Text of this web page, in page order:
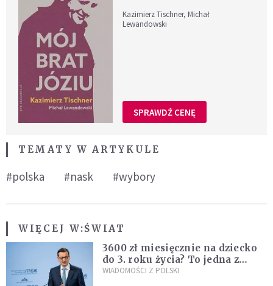
Kazimierz Tischner, Michał
Lewandowski
SPRAWDŹ CENĘ
TEMATY W ARTYKULE
#polska #nask #wybory
WIĘCEJ W:ŚWIAT
3600 zł miesięcznie na dziecko
do 3. roku życia? To jedna z
propozycji programu "Rozwój
WIADOMOŚCI Z POLSKI